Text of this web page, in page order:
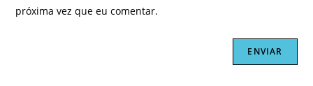
próxima vez que eu comentar.